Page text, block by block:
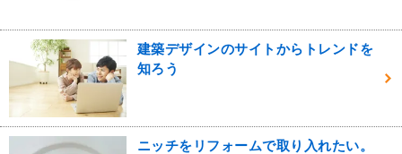
建築デザインのサイトからトレンドを
知ろう
ニッチをリフォームで取り入れたい。